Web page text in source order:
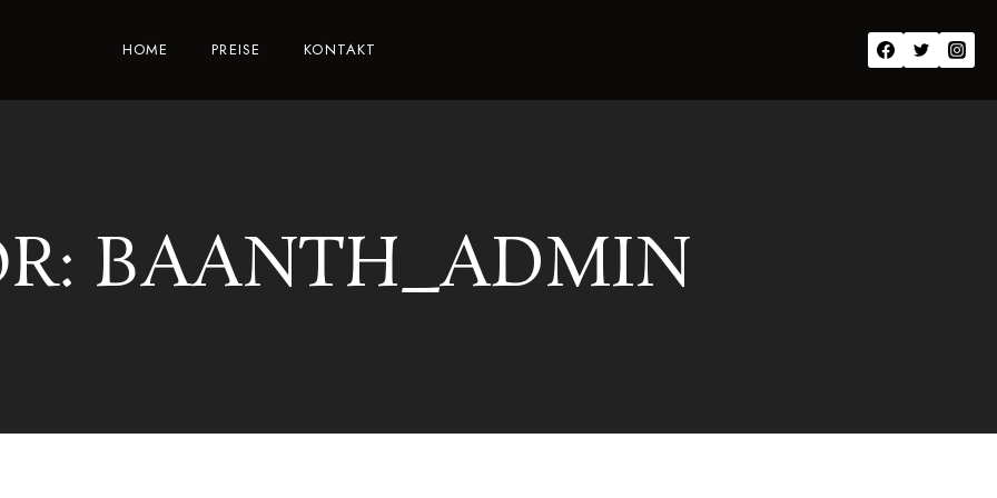
HOME PREISE KONTAKT
BAANTH_ADMIN